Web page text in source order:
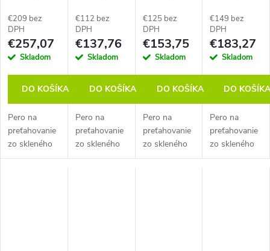
m, s
digitálnym
počítadlom
metrov
€209 bez
DPH
€257,07
Skladom
DO KOŠÍKA
Pero na
preťahovanie
zo skleného
vlákna GF3 s
m, bez
počítadla
metrov
€112 bez
DPH
€137,76
Skladom
DO KOŠÍKA
Pero na
preťahovanie
zo skleného
vlákna GF3,
m, bez
počítadla
metrov
€125 bez
DPH
€153,75
Skladom
DO KOŠÍKA
Pero na
preťahovanie
zo skleného
vlákna GF3,
m, bez
počítadla
metrov
€149 bez
DPH
€183,27
Skladom
DO
Pero na
preťahovanie
zo skleného
vlákna GF3,